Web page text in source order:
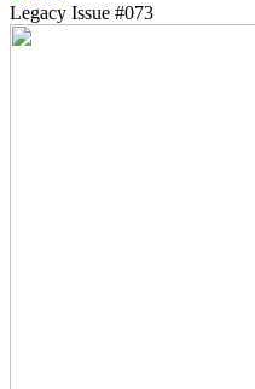
Legacy Issue #073